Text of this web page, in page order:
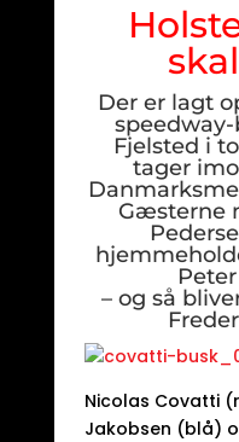
Der er lagt
Fjelsted i
tager
Gæsterne
– og så
Nicolas Covatti
Jakobsen (blå)